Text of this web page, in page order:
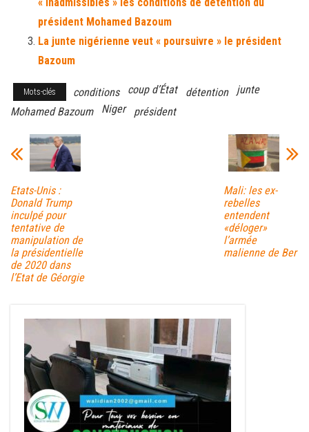
président Mohamed Bazoum
La junte nigérienne veut « poursuivre » le président
Bazoum
Mots-clés conditions coup d’État détention
junte
Mohamed Bazoum
Niger président
Etats-Unis :
Donald Trump
inculpé pour
tentative de
manipulation de
la présidentielle
de 2020 dans
l’Etat de Géorgie
Mali: les ex-
rebelles
entendent
«déloger»
l’armée
malienne de Ber